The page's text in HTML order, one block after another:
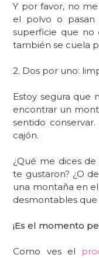
Y por favor, no
el polvo o
superficie que no
también se cuela
2. Dos por uno:
Estoy segura que
encontrar un
sentido
cajón.
¿Qué me dices
te gustaron? ¿O
una montaña en
desmontables que
¡Es el momento
Como ves el